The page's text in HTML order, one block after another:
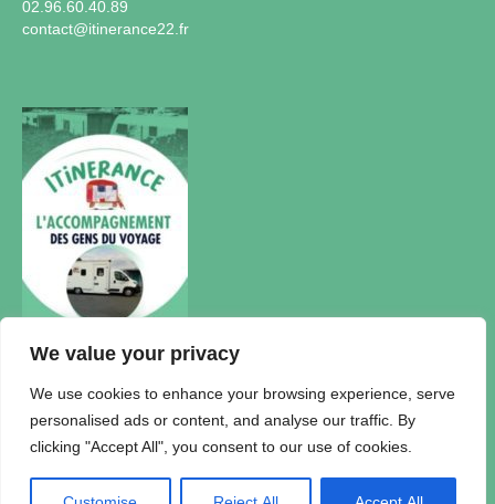
We value your privacy
We use cookies to enhance your browsing experience, serve
personalised ads or content, and analyse our traffic. By
clicking "Accept All", you consent to our use of cookies.
02.96.60.40.89
contact@itinerance22.fr
Actualités
Accueil Itinérance
Politique de confidentialité Plan du Site Mentions légales